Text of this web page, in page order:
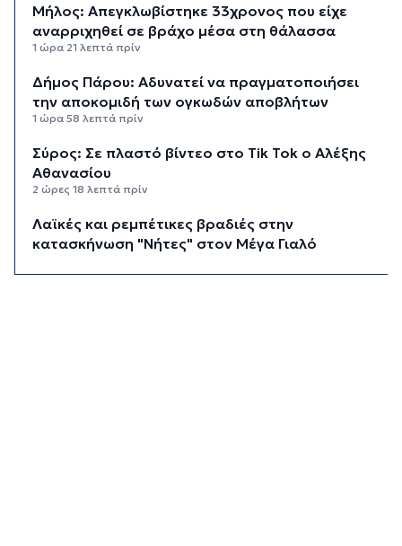
Μήλος: Απεγκλωβίστηκε 33χρονος που είχε
αναρριχηθεί σε βράχο μέσα στη θάλασσα
1 ώρα 21 λεπτά πρίν
Δήμος Πάρου: Αδυνατεί να πραγματοποιήσει
την αποκομιδή των ογκωδών αποβλήτων
1 ώρα 58 λεπτά πρίν
Σύρος: Σε πλαστό βίντεο στο Tik Tok ο Αλέξης
Αθανασίου
2 ώρες 18 λεπτά πρίν
Λαϊκές και ρεμπέτικες βραδιές στην
κατασκήνωση "Νήτες" στον Μέγα Γιαλό